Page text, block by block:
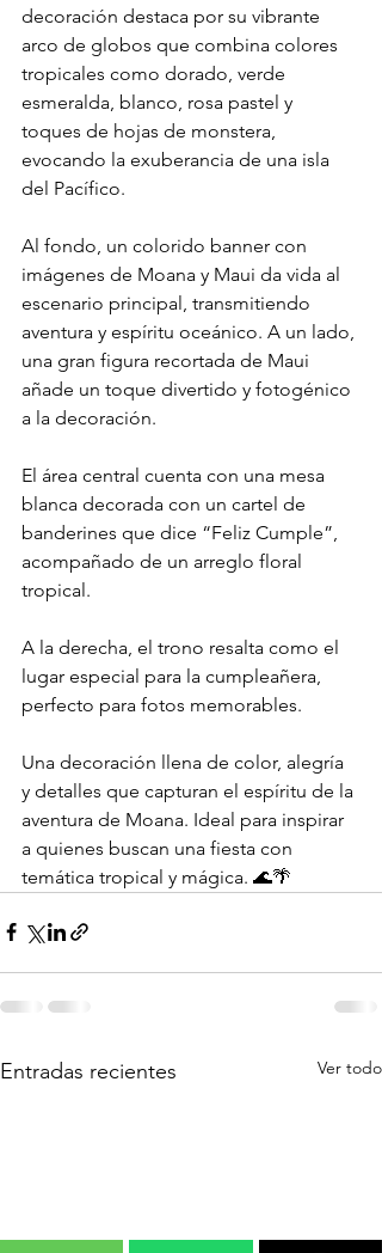
decoración destaca por su vibrante
arco de globos que combina colores
tropicales como dorado, verde
esmeralda, blanco, rosa pastel y
toques de hojas de monstera,
evocando la exuberancia de una isla
del Pacífico.
Al fondo, un colorido banner con
imágenes de Moana y Maui da vida al
escenario principal, transmitiendo
aventura y espíritu oceánico. A un lado,
una gran figura recortada de Maui
añade un toque divertido y fotogénico
a la decoración.
El área central cuenta con una mesa
blanca decorada con un cartel de
banderines que dice “Feliz Cumple”,
acompañado de un arreglo floral
tropical.
A la derecha, el trono resalta como el
lugar especial para la cumpleañera,
perfecto para fotos memorables.
Una decoración llena de color, alegría
y detalles que capturan el espíritu de la
aventura de Moana. Ideal para inspirar
a quienes buscan una fiesta con
temática tropical y mágica. 🌊🌴
Entradas recientes Ver todo